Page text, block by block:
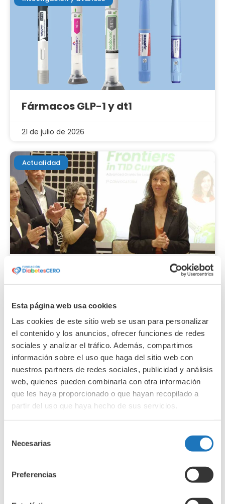
Esta página web usa cookies
Las cookies de este sitio web se usan para personalizar
el contenido y los anuncios, ofrecer funciones de redes
sociales y analizar el tráfico. Además, compartimos
información sobre el uso que haga del sitio web con
nuestros partners de redes sociales, publicidad y análisis
web, quienes pueden combinarla con otra información
que les haya proporcionado o que hayan recopilado a
partir del uso que haya hecho de sus servicios.
Necesarias
Preferencias
Fármacos GLP-1 y dt1
21 de julio de 2026
Actualidad
Hablamos con la Dra. Iria Gómez
Touriño
25 de junio de 2026
Investigación y avances
Avances en tecnología: chip